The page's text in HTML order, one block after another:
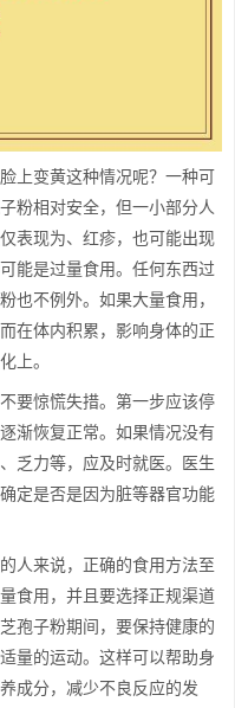
上变黄这种情况呢？一种可
粉相对安全，但一小部分人
表现为、红疹，也可能出现
能是过量食用。任何东西过
也不例外。如果大量食用，
在体内积累，影响身体的正
上。
要惊慌失措。第一步应该停
渐恢复正常。如果情况没有
乏力等，应及时就医。医生
定是否是因为脏等器官功能
人来说，正确的食用方法至
食用，并且要选择正规渠道
孢子粉期间，要保持健康的
量的运动。这样可以帮助身
成分，减少不良反应的发